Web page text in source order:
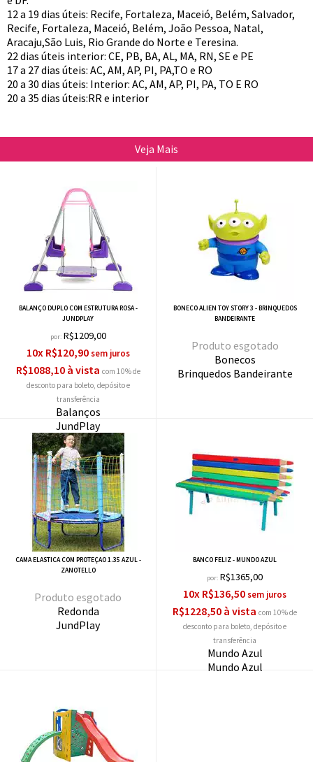
12 a 19 dias úteis: Recife, Fortaleza, Maceió, Belém, Salvador,
Recife, Fortaleza, Maceió, Belém, João Pessoa, Natal,
Aracaju,São Luis, Rio Grande do Norte e Teresina.
22 dias úteis interior: CE, PB, BA, AL, MA, RN, SE e PE
17 a 27 dias úteis: AC, AM, AP, PI, PA,TO e RO
20 a 30 dias úteis: Interior: AC, AM, AP, PI, PA, TO E RO
20 a 35 dias úteis:RR e interior
Veja Mais
BALANÇO DUPLO COM ESTRUTURA ROSA -
JUNDPLAY
por: R$1209,00
10x R$120,90
R$1088,10 à vista com 10% de
desconto
Balanços
JundPlay
BONECO ALIEN TOY STORY 3 - BRINQUEDOS
BANDEIRANTE
esgotado
Bonecos
Brinquedos Bandeirante
CAMA ELASTICA COM PROTEÇAO 1.35 AZUL -
ZANOTELLO
esgotado
Redonda
JundPlay
BANCO FELIZ - MUNDO AZUL
por: R$1365,00
10x R$136,50
R$1228,50 à vista com 10% de
desconto
Mundo Azul
Mundo Azul